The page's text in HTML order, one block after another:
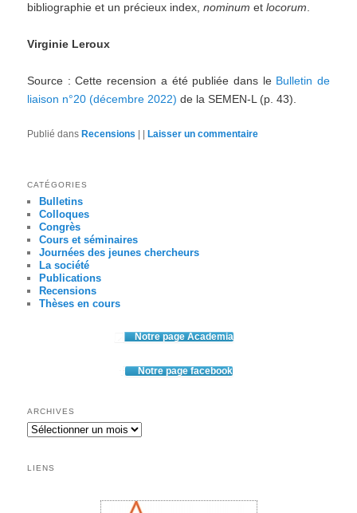
bibliographie et un précieux index,nominumetlocorum.
Virginie Leroux
Source : Cette recension a été publiée dans le Bulletin de
liaison n°20 (décembre 2022) de la SEMEN-L (p. 43).
Publié dans Recensions | |Laisser un commentaire
CATÉGORIES
Bulletins
Colloques
Congrès
Cours et séminaires
Journées des jeunes chercheurs
La société
Publications
Recensions
Thèses en cours
Notre page Academia
Notre page facebook
ARCHIVES
Archives
LIENS